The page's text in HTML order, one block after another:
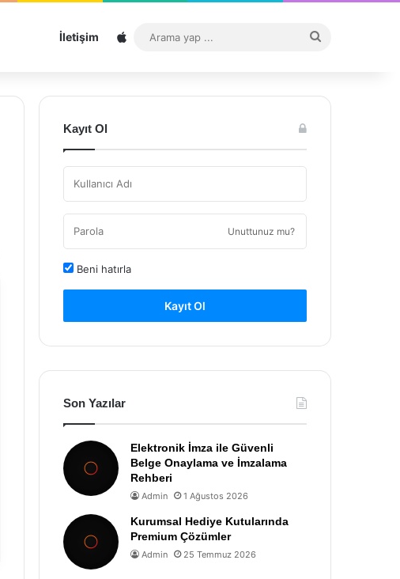
İletişim Sitemap
...
Kayıt Ol
Unuttunuz mu?
Beni hatırla
Kayıt Ol
Son Yazılar
Elektronik İmza ile Güvenli
Belge Onaylama ve İmzalama
Rehberi
Admin 1 Ağustos 2026
Kurumsal Hediye Kutularında
Premium Çözümler
Admin 25 Temmuz 2026